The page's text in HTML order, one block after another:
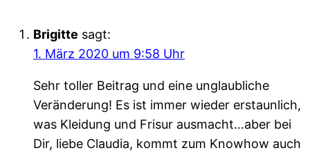
Brigitte sagt:
1. März 2020 um 9:58 Uhr
Sehr toller Beitrag und eine unglaubliche
Veränderung! Es ist immer wieder erstaunlich,
was Kleidung und Frisur ausmacht…aber bei
Dir, liebe Claudia, kommt zum Knowhow auch